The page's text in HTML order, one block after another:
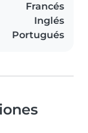
Francés
Inglés
Portugués